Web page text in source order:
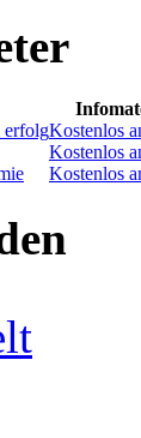
Kostenlos
Kostenlos
Kostenlos